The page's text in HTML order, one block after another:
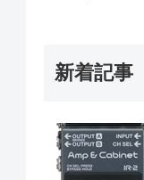
新着記事